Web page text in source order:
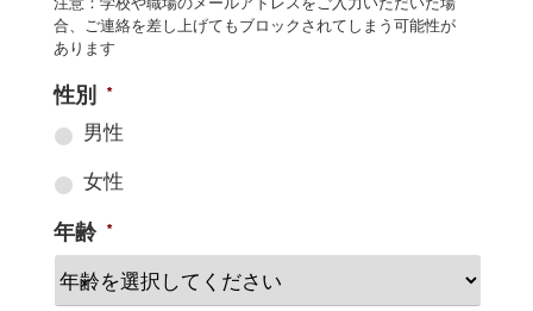
合、ご連絡を差し上げてもブロックされてしまう可能性が
あります
性別 *
男性
女性
年齢 *